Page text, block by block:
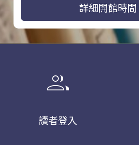
詳細開館時間
group
讀者登入